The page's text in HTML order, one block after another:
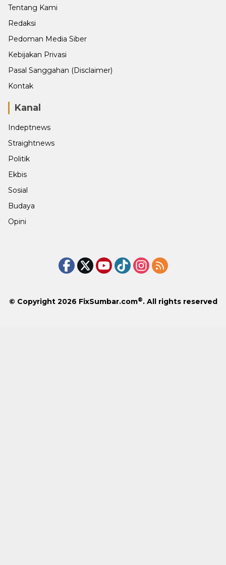
Tentang Kami
Redaksi
Pedoman Media Siber
Kebijakan Privasi
Pasal Sanggahan (Disclaimer)
Kontak
Kanal
Indeptnews
Straightnews
Politik
Ekbis
Sosial
Budaya
Opini
© Copyright 2026 FixSumbar.com®. All rights reserved